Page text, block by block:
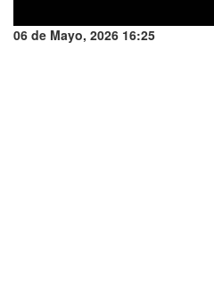
06 de Mayo, 2026 16:25